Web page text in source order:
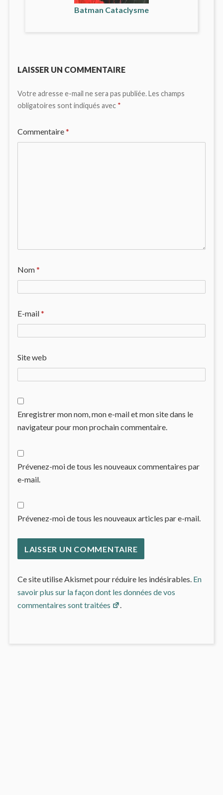
Batman Cataclysme
LAISSER UN COMMENTAIRE
Votre adresse e-mail ne sera pas publiée.Les champs
obligatoires sont indiqués avec *
Commentaire*
Nom*
E-mail*
Site web
Enregistrer mon nom, mon e-mail et mon site dans le
navigateur pour mon prochain commentaire.
Prévenez-moi de tous les nouveaux commentaires par
e-mail.
Prévenez-moi de tous les nouveaux articles par e-mail.
Ce site utilise Akismet pour réduire les indésirables. En
savoir plus sur la façon dont les données de vos
commentaires sont traitées